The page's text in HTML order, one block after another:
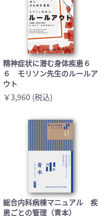
精神症状に潜む身体疾患６
６ モリソン先生のルールア
ウト
￥3,960 (税込)
総合内科病棟マニュアル 疾
患ごとの管理（青本）